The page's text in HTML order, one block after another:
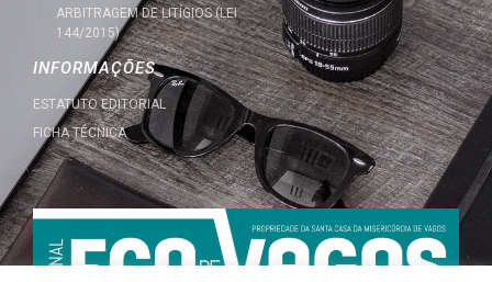
ARBITRAGEM DE LITÍGIOS (LEI
144/2015)
INFORMAÇÕES
ESTATUTO EDITORIAL
FICHA TÉCNICA